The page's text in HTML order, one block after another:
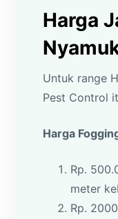
Harga
Untuk range
Pest Control
Harga
Rp.
meter
Rp.